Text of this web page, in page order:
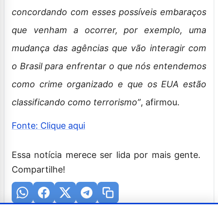
concordando com esses possíveis embaraços
que venham a ocorrer, por exemplo, uma
mudança das agências que vão interagir com
o Brasil para enfrentar o que nós entendemos
como crime organizado e que os EUA estão
classificando como terrorismo”, afirmou.
Fonte: Clique aqui
Essa notícia merece ser lida por mais gente.
Compartilhe!